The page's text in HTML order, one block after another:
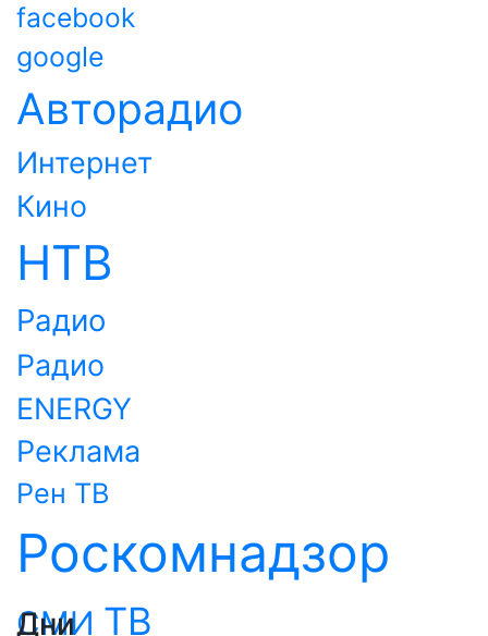
facebook
google
Авторадио
Интернет
Кино
НТВ
Радио
Радио
ENERGY
Реклама
Рен ТВ
Роскомнадзор
СМИ ТВ
Дни